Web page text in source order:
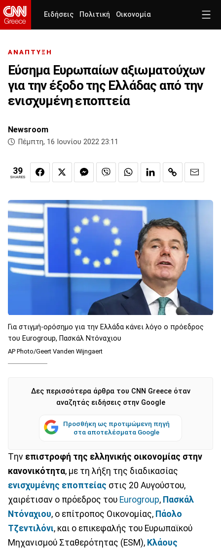
Ειδήσεις Πολιτική Οικονομία
ΑΝΑΠΤΥΞΗ
Εύσημα Ευρωπαίων αξιωματούχων
για την έξοδο της Ελλάδας από την
ενισχυμένη εποπτεία
Newsroom
Πέμπτη, 16 Ιουνίου 2022 23:11
39
SHARES
Για στιγμή-ορόσημο για την Ελλάδα κάνει λόγο ο πρόεδρος
του Eurogroup, Πασκάλ Ντόναχιου
AP Photo/Geert Vanden Wijngaert
Δες περισσότερα άρθρα του CNN Greece όταν
αναζητάς ειδήσεις στην Google
Προσθήκη ως προτιμώμενη πηγή
στα αποτελέσματα Google
Tην επιστροφή της ελληνικής οικονομίας στην
κανονικότητα, με τη λήξη της διαδικασίας
ενισχυμένης εποπτείας στις 20 Αυγούστου,
χαιρέτισαν ο πρόεδρος του Eurogroup, Πασκάλ
Ντόναχιου, ο επίτροπος Οικονομίας, Πάολο
Τζεντιλόνι, και ο επικεφαλής του Ευρωπαϊκού
Μηχανισμού Σταθερότητας (ESM), Κλάους